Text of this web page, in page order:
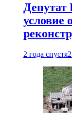
Депутат
условие
2 года спустя